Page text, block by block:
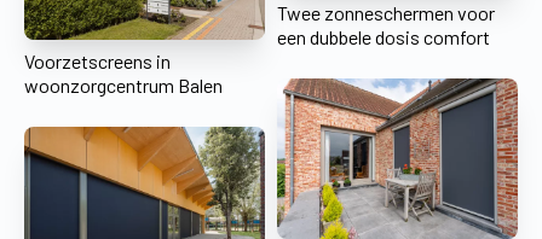
Voorzetscreens in
woonzorgcentrum Balen
Twee zonneschermen voor
een dubbele dosis comfort